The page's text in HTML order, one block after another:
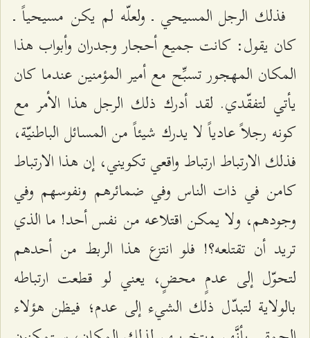
فذلك الرجل المسيحي ـ ولعلّه لم يكن مسيحياً ـ
كان يقول: كانت جميع أحجار وجدران وأبواب هذا
المكان المهجور تسبِّح مع أمير المؤمنين عندما كان
يأتي لتفقّدي. لقد أدرك ذلك الرجل هذا الأمر مع
كونه رجلاً عادياً لا يدرك شيئاً من المسائل الباطنيّة،
فذلك الارتباط ارتباط واقعي تكويني، إن هذا الارتباط
كامن في ذات الناس وفي ضمائرهم ونفوسهم وفي
وجودهم، ولا يمكن اقتلاعه من نفس أحد! ما الذي
تريد أن تقتلعه؟! فلو انتزع هذا الربط من أحدهم
لتحوّل إلى عدمٍ محضٍ، يعني لو قطعت ارتباطه
بالولاية لتبدّل ذلك الشيء إلى عدم؛ فيظن هؤلاء